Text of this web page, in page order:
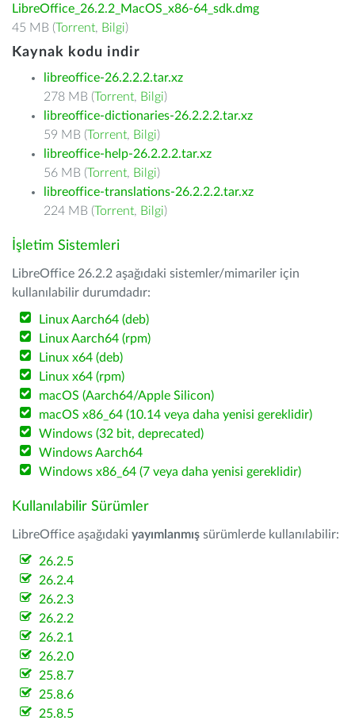
LibreOffice_26.2.2_MacOS_x86-64_sdk.dmg
45 MB (Torrent, Bilgi)
Kaynak kodu indir
libreoffice-26.2.2.2.tar.xz
278 MB (Torrent, Bilgi)
libreoffice-dictionaries-26.2.2.2.tar.xz
59 MB (Torrent, Bilgi)
libreoffice-help-26.2.2.2.tar.xz
56 MB (Torrent, Bilgi)
libreoffice-translations-26.2.2.2.tar.xz
224 MB (Torrent, Bilgi)
İşletim Sistemleri
LibreOffice 26.2.2 aşağıdaki sistemler/mimariler için
kullanılabilir durumdadır:
Linux Aarch64 (deb)
Linux Aarch64 (rpm)
Linux x64 (deb)
Linux x64 (rpm)
macOS (Aarch64/Apple Silicon)
macOS x86_64 (10.14 veya daha yenisi gereklidir)
Windows (32 bit, deprecated)
Windows Aarch64
Windows x86_64 (7 veya daha yenisi gereklidir)
Kullanılabilir Sürümler
LibreOffice aşağıdaki yayımlanmış sürümlerde kullanılabilir:
26.2.5
26.2.4
26.2.3
26.2.2
26.2.1
26.2.0
25.8.7
25.8.6
25.8.5